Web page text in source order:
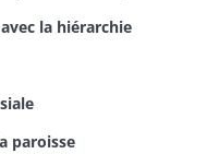
la hiérarchie
paroisse